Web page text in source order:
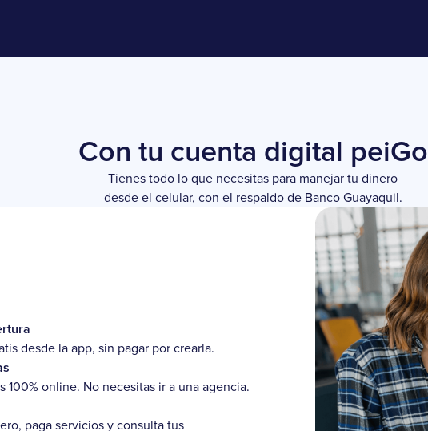
Con tu cuenta digital peiGo
Tienes todo lo que necesitas para manejar tu dinero
desde el celular, con el respaldo de Banco Guayaquil.
desde la app, sin pagar por crearla.
100% online. No necesitas ir a una agencia.
paga servicios y consulta tus